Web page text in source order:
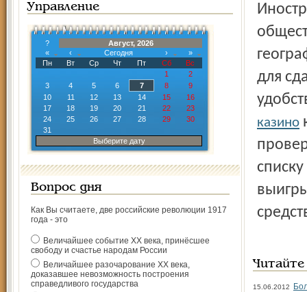
Управление
?
Август, 2026
«
‹ Сегодня ›
»
Пн
Вт Ср Чт Пт Сб
Вс
1
2
3
4 5 6 7 8
9
10
11 12 13 14 15
16
17
18 19 20 21 22
23
24
25 26 27 28 29
30
31
Выберите дату
Вопрос дня
Как Вы считаете, две российские революции 1917
года - это
Величайшее событие ХХ века, принёсшее
свободу и счастье народам России
Величайшее разочарование ХХ века,
доказавшее невозможность построения
справедливого государства
для
казино
15.06.2012